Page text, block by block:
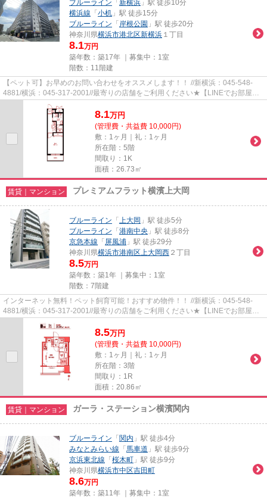
ブルーライン 「 新横浜 」駅 徒歩10分
横浜線 「 小机 」駅 徒歩15分
ブルーライン 「 岸根公園 」駅 徒歩20分
神奈川県横浜市港北区新横浜 １丁目
8.1万円
築年数：築17年 ｜募集中： 1室
階数：11階建
【ペット可】お早めのお問い合わせをオススメします！！ //新横浜：045-548-
4881/横浜：045-317-2001//最寄りの店舗をご利用ください★【LINEでお部屋探
し】【初期費用分割払い】【19時...
8.1万円
(管理費・共益費 10,000円)
敷：1ヶ月｜礼：1ヶ月
所在階：5階
間取り：1K
面積：26.73㎡
賃貸｜マンション プレミアムフラット横濱上大岡
ブルーライン 「 上大岡 」駅 徒歩5分
ブルーライン 「 港南中央 」駅 徒歩8分
京急本線 「 屏風浦 」駅 徒歩29分
神奈川県横浜市港南区上大岡西 ２丁目
8.5万円
築年数：築1年 ｜募集中： 1室
階数：7階建
インターネット無料！ペット飼育可能！おすすめ物件！！ //新横浜：045-548-
4881/横浜：045-317-2001//最寄りの店舗をご利用ください★【LINEでお部屋探
8.5万円
(管理費・共益費 10,000円)
敷：1ヶ月｜礼：1ヶ月
所在階：3階
間取り：1R
面積：20.86㎡
賃貸｜マンション ガーラ・ステーション横濱関内
ブルーライン 「 関内 」駅 徒歩4分
みなとみらい線 「 馬車道 」駅 徒歩9分
京浜東北線 「 桜木町 」駅 徒歩9分
神奈川県横浜市中区吉田町
8.6万円
築年数：築11年 ｜募集中： 1室